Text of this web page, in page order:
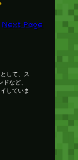
Next Page
して、ス
など、
していま